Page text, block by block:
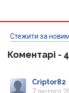
Стежити за
Коментарі - 4
Criptor82